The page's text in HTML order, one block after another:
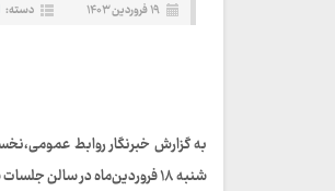
۱۹ فروردین ۱۴۰۳ دسته:
شنبه ۱۸ فروردین‌ماه در سالن جلسات شرکت برگزار شد.